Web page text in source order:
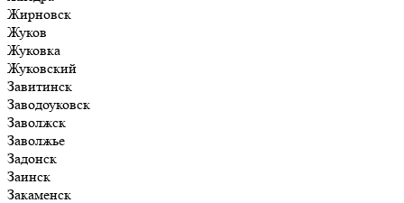
Жирновск
Жуков
Жуковка
Жуковский
Завитинск
Заводоуковск
Заволжск
Заволжье
Задонск
Заинск
Закаменск